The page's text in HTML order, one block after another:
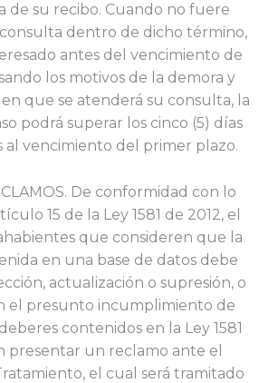
de su recibo. Cuando no fuere
dentro de dicho término,
antes del vencimiento de
los motivos de la demora y
que se atenderá su consulta, la
podrá superar los cinco (5) días
al vencimiento del primer plazo.
De conformidad con lo
15 de la Ley 1581 de 2012, el
que consideren que la
en una base de datos debe
actualización o supresión, o
el presunto incumplimiento de
contenidos en la Ley 1581
presentar un reclamo ante el
el cual será tramitado